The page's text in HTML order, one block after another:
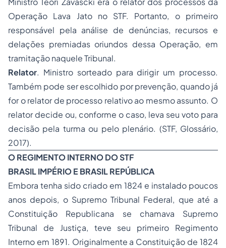
Operação Lava Jato no STF. Portanto, o primeiro
responsável pela análise de denúncias, recursos e
delações premiadas oriundos dessa Operação, em
tramitação naquele Tribunal.
Relator. Ministro sorteado para dirigir um processo.
Também pode ser escolhido por prevenção, quando já
for o relator de processo relativo ao mesmo assunto. O
relator decide ou, conforme o caso, leva seu voto para
decisão pela turma ou pelo plenário. (STF, Glossário,
2017).
O REGIMENTO INTERNO DO STF
BRASIL IMPÉRIO E BRASIL REPÚBLICA
Embora tenha sido criado em 1824 e instalado poucos
anos depois, o Supremo Tribunal Federal, que até a
Constituição Republicana se chamava Supremo
Tribunal de Justiça, teve seu primeiro Regimento
Interno em 1891. Originalmente a Constituição de 1824